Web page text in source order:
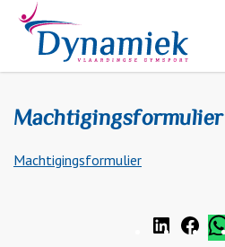
Machtigingsformulier
Machtigingsformulier